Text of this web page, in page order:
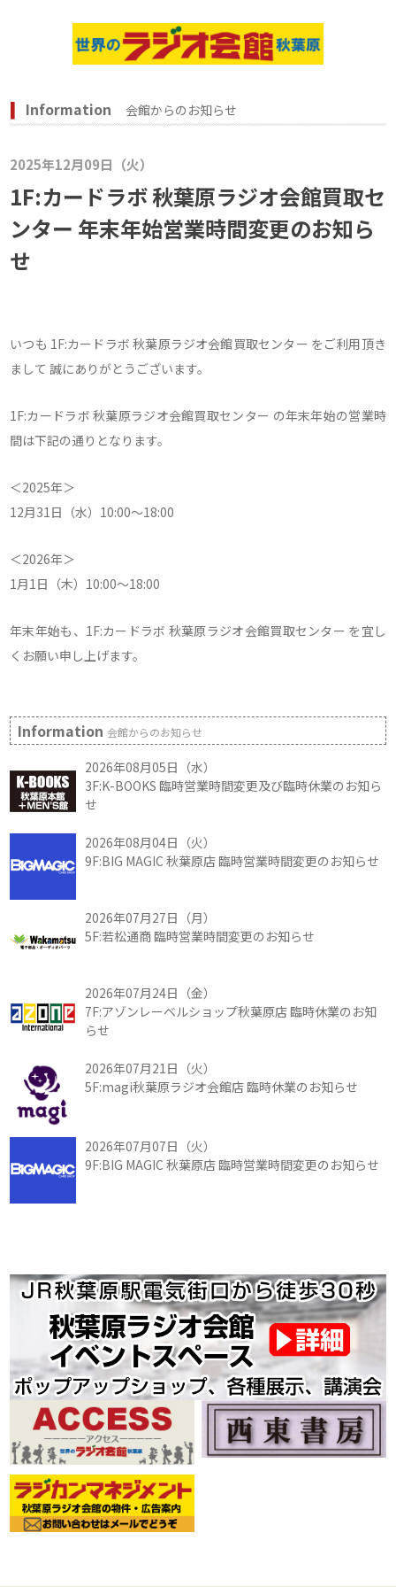
Information 会館からのお知らせ
2025年12月09日（火）
1F:カードラボ 秋葉原ラジオ会館買取セ
ンター 年末年始営業時間変更のお知ら
せ
いつも 1F:カードラボ 秋葉原ラジオ会館買取センター をご利用頂き
まして 誠にありがとうございます。
1F:カードラボ 秋葉原ラジオ会館買取センター の年末年始の営業時
間は下記の通りとなります。
＜2025年＞
12月31日（水）10:00～18:00
＜2026年＞
1月1日（木）10:00～18:00
年末年始も、1F:カードラボ 秋葉原ラジオ会館買取センター を宜し
くお願い申し上げます。
Information会館からのお知らせ
2026年08月05日（水）
3F:K-BOOKS 臨時営業時間変更及び臨時休業のお知ら
せ
2026年08月04日（火）
9F:BIG MAGIC 秋葉原店 臨時営業時間変更のお知らせ
2026年07月27日（月）
5F:若松通商 臨時営業時間変更のお知らせ
2026年07月24日（金）
7F:アゾンレーベルショップ秋葉原店 臨時休業のお知
らせ
2026年07月21日（火）
5F:magi秋葉原ラジオ会館店 臨時休業のお知らせ
2026年07月07日（火）
9F:BIG MAGIC 秋葉原店 臨時営業時間変更のお知らせ